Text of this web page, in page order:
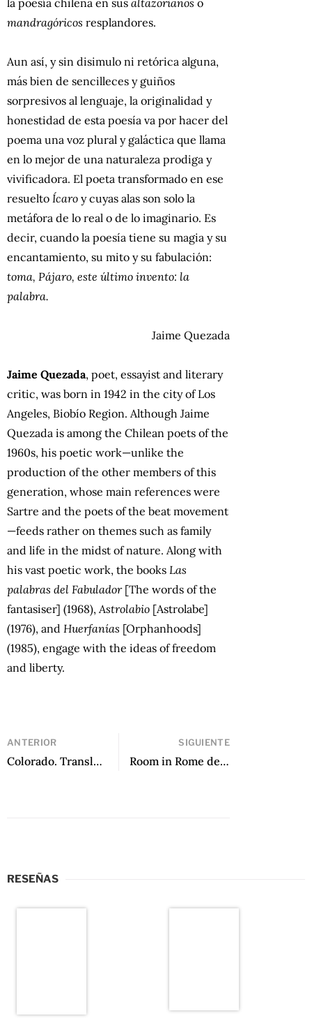
mandragóricos resplandores.
Aun así, y sin disimulo ni retórica alguna,
más bien de sencilleces y guiños
sorpresivos al lenguaje, la originalidad y
honestidad de esta poesía va por hacer del
poema una voz plural y galáctica que llama
en lo mejor de una naturaleza prodiga y
vivificadora. El poeta transformado en ese
resuelto Ícaro y cuyas alas son solo la
metáfora de lo real o de lo imaginario. Es
decir, cuando la poesía tiene su magia y su
encantamiento, su mito y su fabulación:
toma, Pájaro, este último invento: la
palabra.
Jaime Quezada
Jaime Quezada, poet, essayist and literary
critic, was born in 1942 in the city of Los
Angeles, Biobío Region. Although Jaime
Quezada is among the Chilean poets of the
1960s, his poetic work—unlike the
production of the other members of this
generation, whose main references were
Sartre and the poets of the beat movement
—feeds rather on themes such as family
and life in the midst of nature. Along with
his vast poetic work, the books Las
palabras del Fabulador[The words of the
fantasiser] (1968), Astrolabio [Astrolabe]
(1976), and Huerfanías [Orphanhoods]
(1985), engage with the ideas of freedom
and liberty.
ANTERIOR
Colorado. Translations/Traducciones de Mary Crow, Camille Dungy, Sasha Steensen, and Dan Beachy-Quick
SIGUIENTE
Room in Rome de Jorge Eduardo Eielson
RESEÑAS